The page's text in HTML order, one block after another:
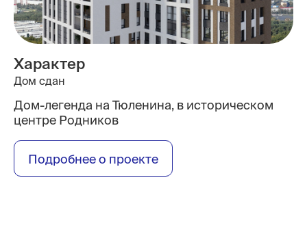
Характер
Дом сдан
Дом-легенда на Тюленина, в историческом
центре Родников
Подробнее о проекте